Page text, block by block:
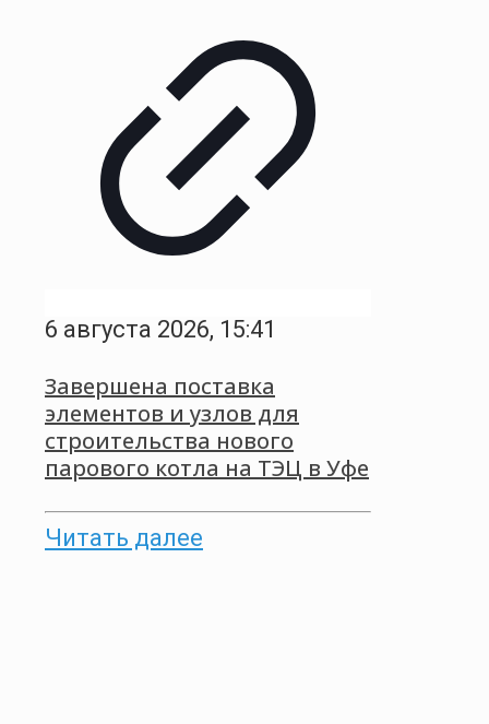
6 августа 2026, 15:41
Завершена поставка
элементов и узлов для
строительства нового
парового котла на ТЭЦ в Уфе
Читать далее